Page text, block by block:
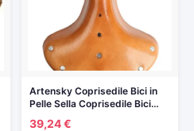
Artensky Coprisedile Bici in
Pelle Sella Coprisedile Bici…
39,24 €